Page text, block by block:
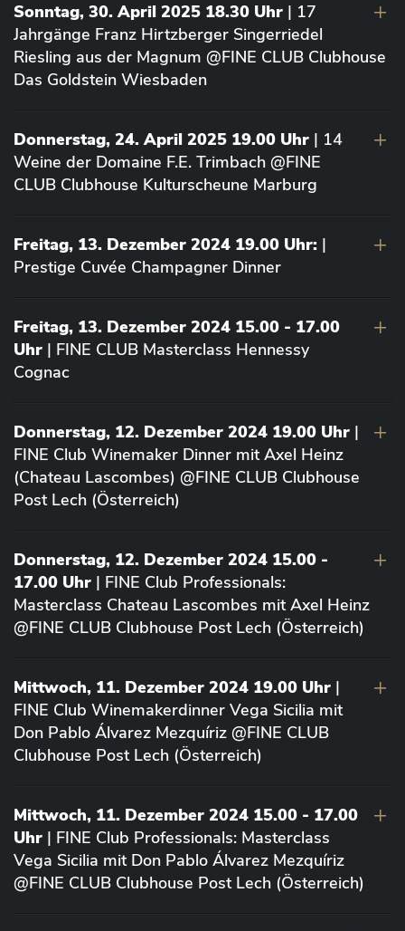
Sonntag, 30. April 2025 18.30 Uhr | 17
Jahrgänge Franz Hirtzberger Singerriedel
Riesling aus der Magnum @FINE CLUB Clubhouse
Das Goldstein Wiesbaden
Donnerstag, 24. April 2025 19.00 Uhr | 14
Weine der Domaine F.E. Trimbach @FINE
CLUB Clubhouse Kulturscheune Marburg
Freitag, 13. Dezember 2024 19.00 Uhr: |
Prestige Cuvée Champagner Dinner
Freitag, 13. Dezember 2024 15.00 - 17.00
Uhr | FINE CLUB Masterclass Hennessy
Cognac
Donnerstag, 12. Dezember 2024 19.00 Uhr |
FINE Club Winemaker Dinner mit Axel Heinz
(Chateau Lascombes) @FINE CLUB Clubhouse
Post Lech (Österreich)
Donnerstag, 12. Dezember 2024 15.00 -
17.00 Uhr | FINE Club Professionals:
Masterclass Chateau Lascombes mit Axel Heinz
@FINE CLUB Clubhouse Post Lech (Österreich)
Mittwoch, 11. Dezember 2024 19.00 Uhr |
FINE Club Winemakerdinner Vega Sicilia mit
Don Pablo Álvarez Mezquíriz @FINE CLUB
Clubhouse Post Lech (Österreich)
Mittwoch, 11. Dezember 2024 15.00 - 17.00
Uhr | FINE Club Professionals: Masterclass
Vega Sicilia mit Don Pablo Álvarez Mezquíriz
@FINE CLUB Clubhouse Post Lech (Österreich)